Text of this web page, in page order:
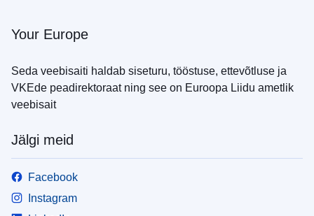
Your Europe
Seda veebisaiti haldab siseturu, tööstuse, ettevõtluse ja
VKEde peadirektoraat ning see on Euroopa Liidu ametlik
veebisait
Jälgi meid
Facebook
Instagram